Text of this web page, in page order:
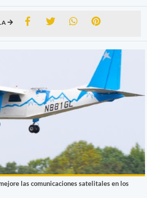
las comunicaciones satelitales en los